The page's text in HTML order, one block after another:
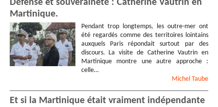
Défense et souveraineté : Catherine Vautrin en
Martinique.
Pendant trop longtemps, les outre-mer ont
été regardés comme des territoires lointains
auxquels Paris répondait surtout par des
discours. La visite de Catherine Vautrin en
Martinique montre une autre approche :
celle…
Michel Taube
Et si la Martinique était vraiment indépendante